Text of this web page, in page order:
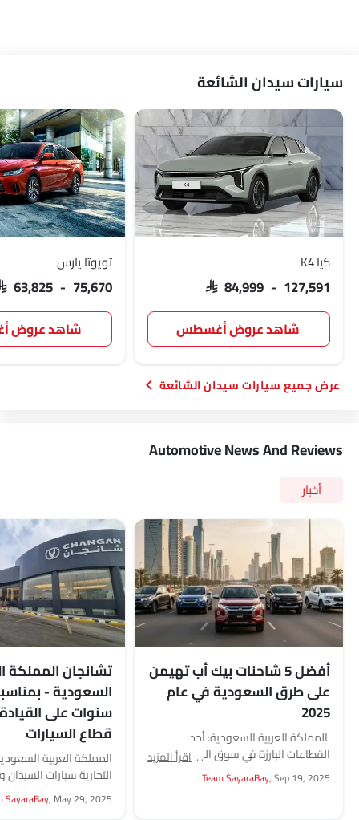
سيارات سيدان الشائعة
كيا K4
SAR 84,999 - 127,591
شاهد عروض أغسطس
تويوتا يارس
63,825 - 75,670
شاهد عروض
سيارات سيدان الشائعة
Automotive News And Reviews
أخبار
أفضل 5 شاحنات بيك أب تهيمن
على طرق السعودية في عام
2025
المملكة العربية السعودية: أحد
القطاعات البارزة في سوق السيارات في
السعودية والذي يجمع بين الشغف
بالسيارات والعمل الفعلي هو...
اقرأ المزيد
Team SayaraBay,Sep 19, 2025
تشانجان المملكة
سنوات على
قطاع السيارات
المملكة العربية
والشاحنات الصغيرة
لقد بنت العلامة التجارية
SayaraBay, May 29, 2025